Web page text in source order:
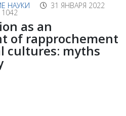
НАУКИ 31 ЯНВАРЯ 2022
as an
of rapprochement
cultures: myths